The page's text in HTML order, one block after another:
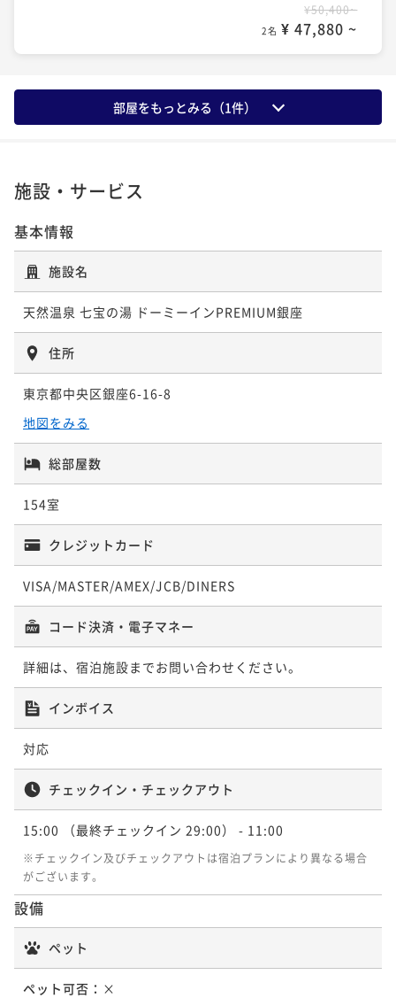
¥50,400~
2名 ¥ 47,880 ~
部屋をもっとみる（1件）
施設・サービス
基本情報
施設名
天然温泉 七宝の湯 ドーミーインPREMIUM銀座
住所
東京都中央区銀座6-16-8
地図をみる
総部屋数
154室
クレジットカード
VISA/MASTER/AMEX/JCB/DINERS
コード決済・電子マネー
詳細は、宿泊施設までお問い合わせください。
インボイス
対応
チェックイン・チェックアウト
15:00 （最終チェックイン 29:00） - 11:00
※チェックイン及びチェックアウトは宿泊プランにより異なる場合
がございます。
設備
ペット
ペット可否： ×